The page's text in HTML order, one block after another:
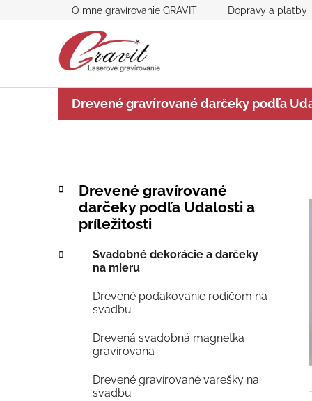
O mne gravírovanie GRAVIT Dopravy a platby
Drevené gravírované darčeky podľa
B
ý
kategórie
K
a
ó
Drevené gravírované
darčeky podľa Udalosti a
príležitosti
Svadobné dekorácie a darčeky
na mieru
Drevené poďakovanie rodičom na
svadbu
Drevená svadobná magnetka
gravírovana
Drevené gravírované varešky na
svadbu